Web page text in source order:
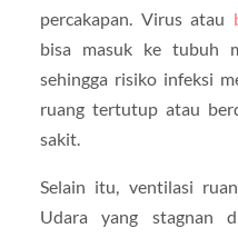
percakapan. Virus atau
bisa masuk ke tubuh
sehingga risiko infeksi
ruang tertutup atau
sakit.
Selain itu, ventilasi
Udara yang stagnan